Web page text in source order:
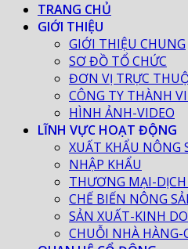
TRANG CHỦ
GIỚI THIỆU
GIỚI THIỆU CHUNG
SƠ ĐỒ TỔ CHỨC
ĐƠN VỊ TRỰC
CÔNG TY THÀNH
HÌNH ẢNH-VIDEO
LĨNH VỰC HOẠT ĐỘNG
XUẤT KHẨU NÔNG
NHẬP KHẨU
THƯƠNG MẠI-
CHẾ BIẾN NÔNG
SẢN XUẤT-KINH
CHUỖI NHÀ HÀNG-